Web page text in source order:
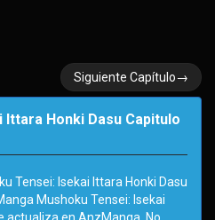
Siguiente Capítulo→
Honki Dasu Capitulo
Tensei: Isekai Ittara Honki Dasu
Mushoku Tensei: Isekai